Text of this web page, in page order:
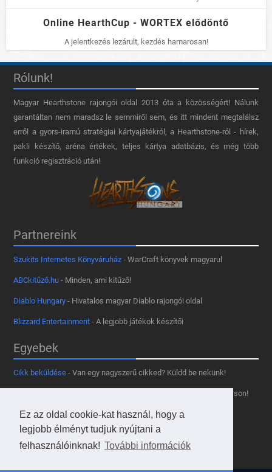
Ez az oldal cookie-kat használ, hogy a
legjobb élményt tudjuk nyújtani a
felhasználóinknak! További információk
Online HearthCup - WORTEX elődöntő
A jelentkezés lezárult, kezdés hamarosan!
Rólunk!
Magyar Hearthstone​ rajongói oldal 2013 óta a közösségért! Nálunk
garantáltan nem maradsz le semmiről sem, és itt mindent megtalálsz
erről a gyors-iramú stratégiai kártyajátékról, a Hearthstone-ról - hírek,
pakli készítő, aréna értékek, teljes kártya adatbázis, és még több
funkció regisztráció után!
Partnereink
Szukits Internetes Könyváruház - WarCraft könyvek magyarul
ABCkitűző.hu - Minden, ami kitűző!
Diablo Hungary - Hivatalos magyar Diablo rajongói oldal
Blizzard Entertainment - A legjobb játékok készítői
Egyebek
Cikk beküldése - Van egy nagyszerű cikked? Küldd be nekünk!
- Tetszik az oldal? Segíts, hogy fennmaradhasson!
Kapcsolat, médiaajánlat- Lépj velünk kapcsolatba!
Használd a tooltipünket- A saját oldaladon is!